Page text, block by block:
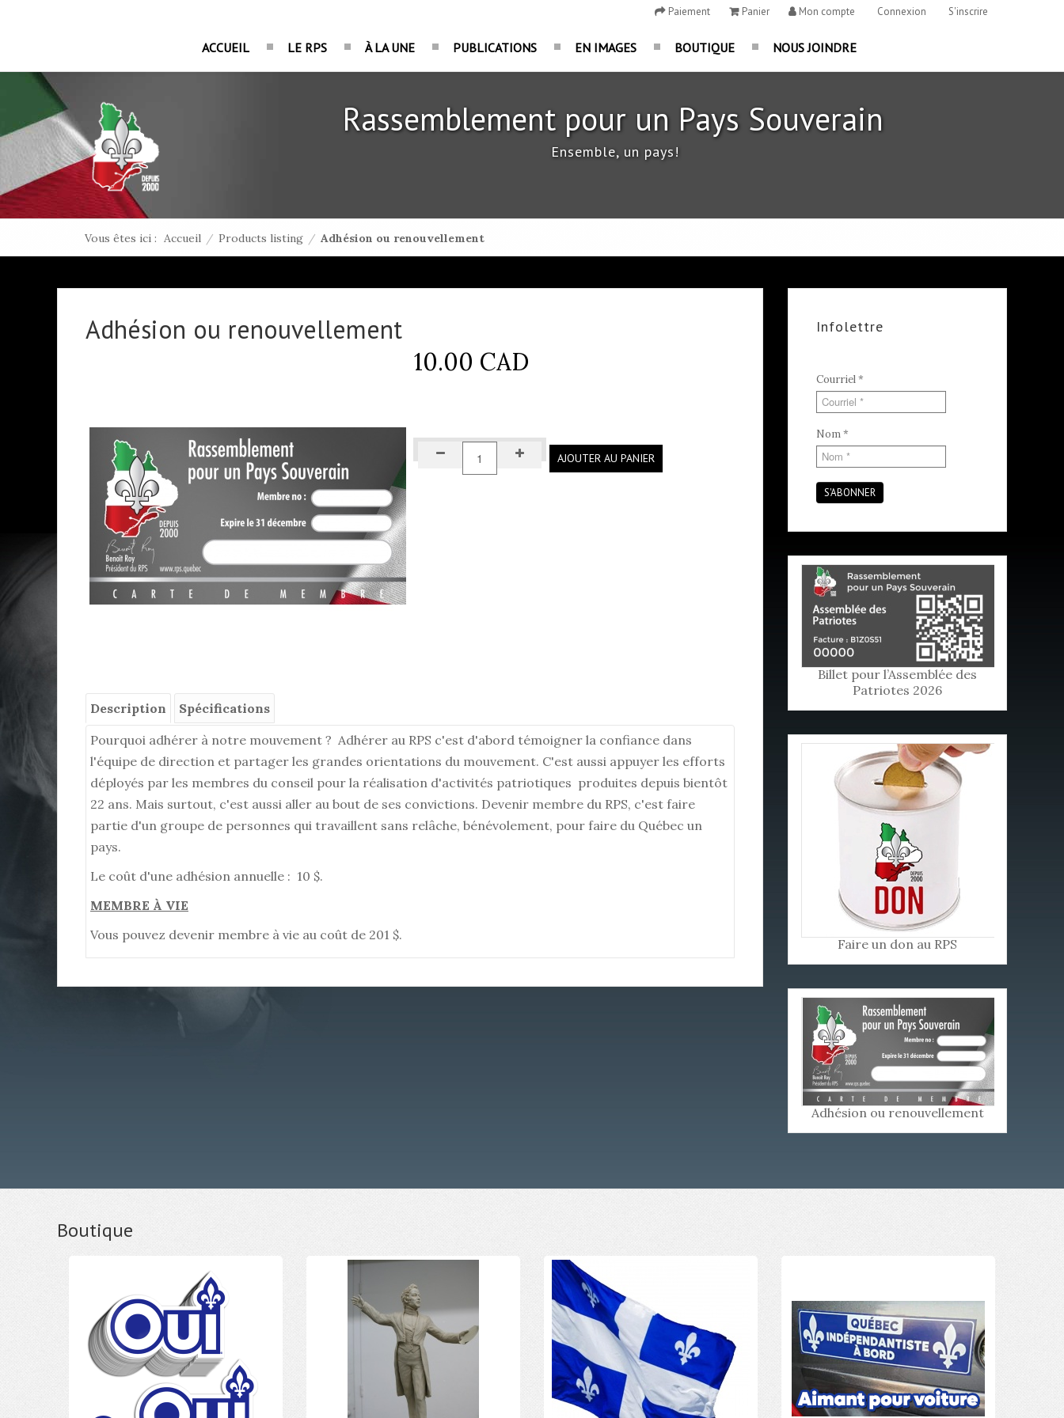
Paiement Panier Mon compte Connexion S'inscrire
ACCUEIL LE RPS À LA UNE PUBLICATIONS EN IMAGES BOUTIQUE NOUS JOINDRE
Rassemblement pour un Pays Souverain
Ensemble, un pays!
Vous êtes ici : Accueil / Products listing / Adhésion ou renouvellement
Adhésion ou renouvellement
10.00 CAD
AJOUTER AU PANIER
Description
Spécifications
Pourquoi adhérer à notre mouvement ? Adhérer au RPS c'est d'abord témoigner la confiance dans
l'équipe de direction et partager les grandes orientations du mouvement. C'est aussi appuyer les efforts
déployés par les membres du conseil pour la réalisation d'activités patriotiques produites depuis bientôt
22 ans. Mais surtout, c'est aussi aller au bout de ses convictions. Devenir membre du RPS, c'est faire
partie d'un groupe de personnes qui travaillent sans relâche, bénévolement, pour faire du Québec un
pays.
Le coût d'une adhésion annuelle : 10 $.
MEMBRE À VIE
Vous pouvez devenir membre à vie au coût de 201 $.
Infolettre
Courriel*
Nom*
S'ABONNER
Billet pour l’Assemblée des
Patriotes 2026
Faire un don au RPS
Adhésion ou renouvellement
Boutique